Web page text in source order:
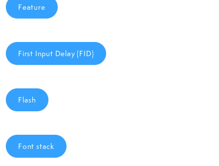
Feature
First Input Delay (FID)
Flash
Font stack